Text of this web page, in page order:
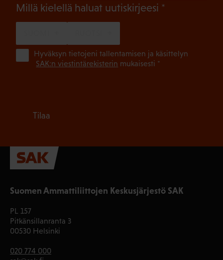
Suomen Ammattiliittojen Keskusjärjestö SAK
PL 157
Pitkänsillanranta 3
00530 Helsinki
020 774 000
Millä kielellä haluat uutiskirjeesi (Pakollinen)
Hyväksyn tietojeni tallentamisen ja käsittelyn
SAK:n viestintärekisterin mukaisesti *
Tilaa